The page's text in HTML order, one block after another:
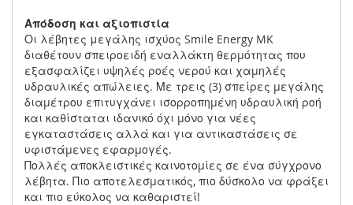
Απόδοση και αξιοπιστία
Οι λέβητες μεγάλης ισχύος Smile Energy MK
διαθέτουν σπειροειδή εναλλάκτη θερµότητας που
εξασφαλίζει υψηλές ροές νερού και χαµηλές
υδραυλικές απώλειες. Με τρεις (3) σπείρες µεγάλης
διαµέτρου επιτυγχάνει ισορροπηµένη υδραυλική ροή
και καθίσταται ιδανικό όχι µόνο για νέες
εγκαταστάσεις αλλά και για αντικαστάσεις σε
υφιστάµενες εφαρµογές.
Πολλές αποκλειστικές καινοτοµίες σε ένα σύγχρονο
λέβητα. Πιο αποτελεσµατικός, πιο δύσκολο να φράξει
και πιο εύκολος να καθαριστεί!